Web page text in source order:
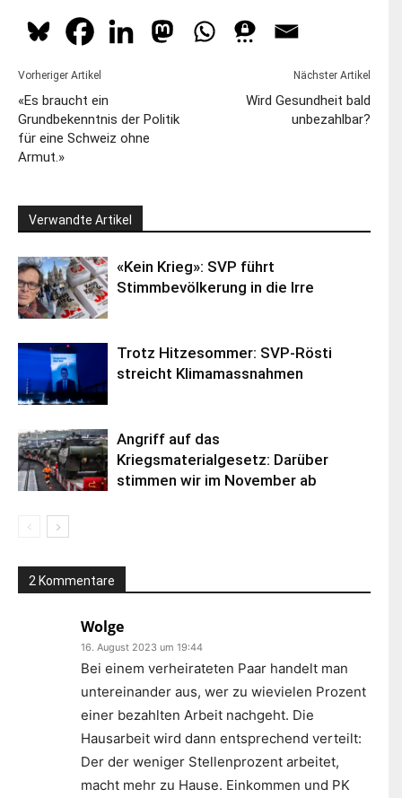
Vorheriger Artikel
«Es braucht ein
Grundbekenntnis der Politik
für eine Schweiz ohne
Armut.»
Nächster Artikel
Wird Gesundheit bald
unbezahlbar?
Verwandte Artikel
«Kein Krieg»: SVP führt
Stimmbevölkerung in die Irre
Trotz Hitzesommer: SVP-Rösti
streicht Klimamassnahmen
Angriff auf das
Kriegsmaterialgesetz: Darüber
stimmen wir im November ab
2 Kommentare
Wolge
16. August 2023 um 19:44
Bei einem verheirateten Paar handelt man
untereinander aus, wer zu wievielen Prozent
einer bezahlten Arbeit nachgeht. Die
Hausarbeit wird dann entsprechend verteilt:
Der der weniger Stellenprozent arbeitet,
macht mehr zu Hause. Einkommen und PK